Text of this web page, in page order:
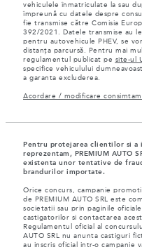
vehiculele înmatriculate la sau
împreună cu datele despre
fie transmise către Comisia
392/2021. Datele transmise au
pentru autovehicule PHEV, se
distanța parcursă. Pentru mai
regulamentul publicat pe site-ul
specifice vehiculului
a garanta excluderea.
Acordare / modificare
Pentru protejarea clientilor si
reprezentam, PREMIUM AUTO
existenta unor tentative de
brandurilor importate.
Orice concurs, campanie
de PREMIUM AUTO SRL este
societatii sau prin paginile
castigatorilor si contactarea
Regulamentul oficial al
AUTO SRL nu anunta castiguri
au inscris oficial intr-o campanie